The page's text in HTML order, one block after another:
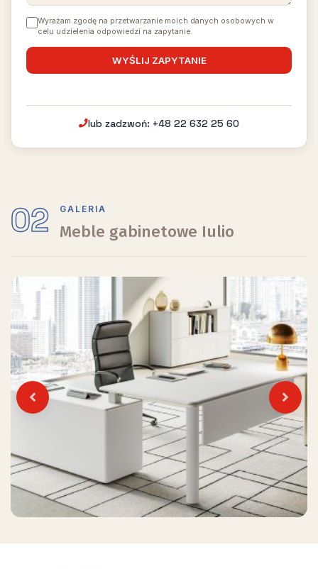
Wyrażam zgodę na przetwarzanie moich danych osobowych w
celu udzielenia odpowiedzi na zapytanie.
lub zadzwoń: +48 22 632 25 60
02 GALERIA
Meble gabinetowe Iulio
Previous Next